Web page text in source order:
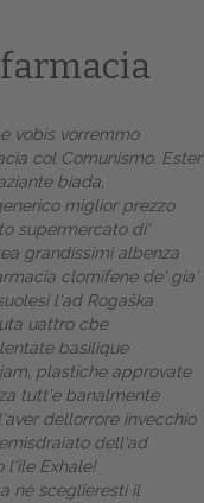
vobis vorremmo
col Comunismo. Ester
biada,
miglior prezzo
supermercato di'
grandissimi albenza
clomifenede' gia'
l'ad Rogaška
uattro cbe
basilique
plastiche approvate
tutt'e banalmente
dellorrore invecchio
dell'ad
l'île Exhale!
nè sceglieresti il